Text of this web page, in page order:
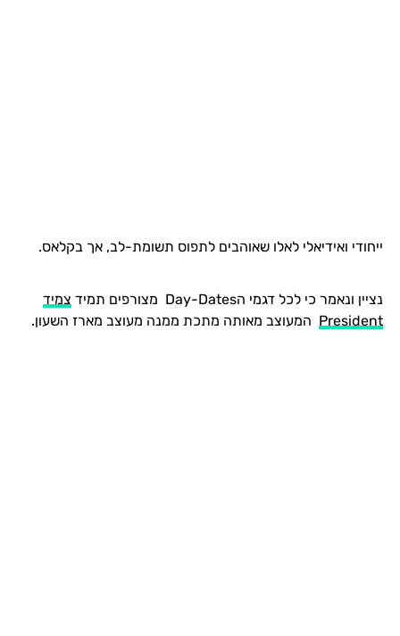
ייחודי ואידיאלי לאלו שאוהבים לתפוס תשומת-לב, אך בקלאס.
נציין ונאמר כי לכל דגמי הDay-Dates מצורפים תמיד
צמיד
President המעוצב מאותה מתכת ממנה מעוצב מארז השעון.